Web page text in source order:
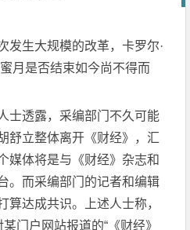
发生大规模的改革，卡罗尔·
月是否结束如今尚不得而
士透露，采编部门不久可能
舒立整体离开《财经》，汇
媒体将是与《财经》杂志和
。而采编部门的记者和编辑
算达成共识。上述人士称，
门户网站报道的“《财经》